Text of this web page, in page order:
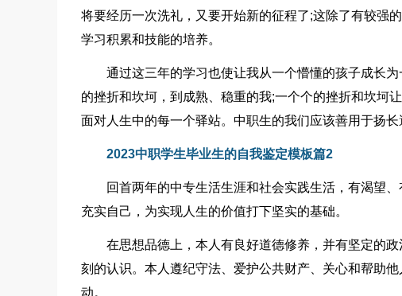
将要经历一次洗礼，又要开始新的征程了;这除了有较强
学习积累和技能的培养。
通过这三年的学习也使让我从一个懵懂的孩子成长
的挫折和坎坷，到成熟、稳重的我;一个个的挫折和坎坷
面对人生中的每一个驿站。中职生的我们应该善用于扬
2023中职学生毕业生的自我鉴定模板篇2
回首两年的中专生活生涯和社会实践生活，有渴望
充实自己，为实现人生的价值打下坚实的基础。
在思想品德上，本人有良好道德修养，并有坚定的
刻的认识。本人遵纪守法、爱护公共财产、关心和帮助
动。